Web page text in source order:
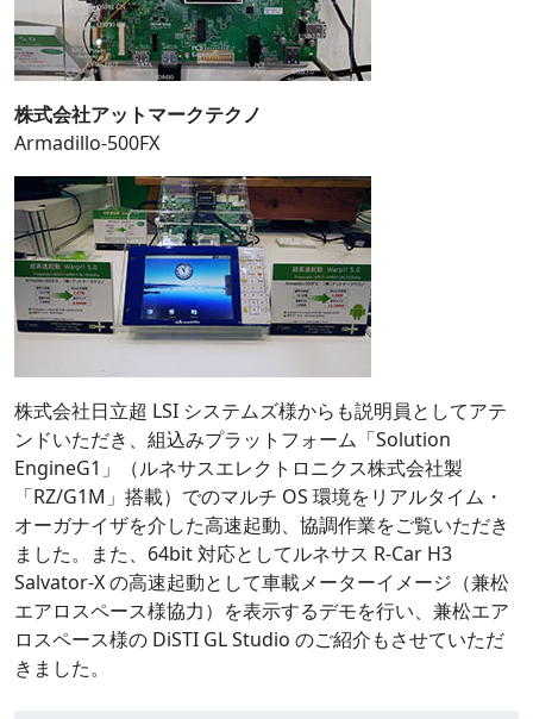
株式会社アットマークテクノ
Armadillo-500FX
株式会社日立超 LSI システムズ様からも説明員としてアテ
ンドいただき、組込みプラットフォーム「Solution
EngineG1」（ルネサスエレクトロニクス株式会社製
「RZ/G1M」搭載）でのマルチ OS 環境をリアルタイム・
オーガナイザを介した高速起動、協調作業をご覧いただき
ました。また、64bit 対応としてルネサス R-Car H3
Salvator-X の高速起動として車載メーターイメージ（兼松
エアロスペース様協力）を表示するデモを行い、兼松エア
ロスペース様の DiSTI GL Studio のご紹介もさせていただ
きました。